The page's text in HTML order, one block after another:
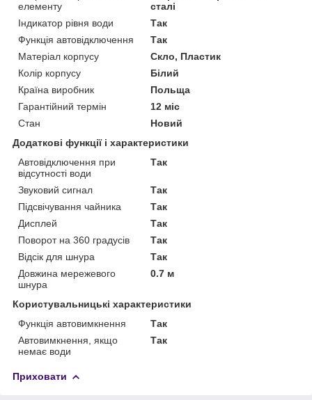
елементу
сталі
Індикатор рівня води
Так
Функція автовідключення
Так
Матеріал корпусу
Скло, Пластик
Колір корпусу
Білий
Країна виробник
Польща
Гарантійний термін
12 міс
Стан
Новий
Додаткові функції і характеристики
Автовідключення при
відсутності води
Так
Звуковий сигнал
Так
Підсвічування чайника
Так
Дисплей
Так
Поворот на 360 градусів
Так
Відсік для шнура
Так
Довжина мережевого
шнура
0.7 м
Користувальницькі характеристики
Функція автовимкнення
Так
Автовимкнення, якщо
немає води
Так
Приховати